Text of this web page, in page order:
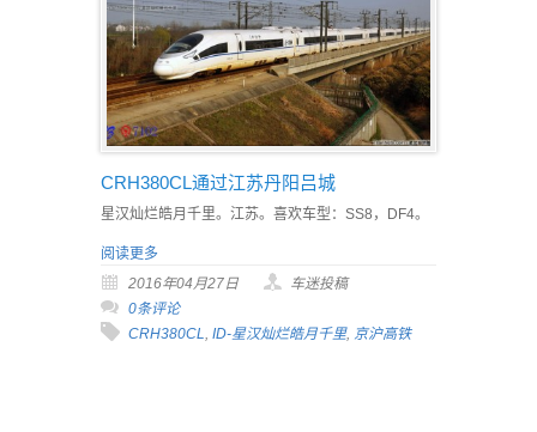
CRH380CL通过江苏丹阳吕城
星汉灿烂皓月千里。江苏。喜欢车型：SS8，DF4。
阅读更多
2016年04月27日
车迷投稿
0条评论
CRH380CL, ID-星汉灿烂皓月千里, 京沪高铁